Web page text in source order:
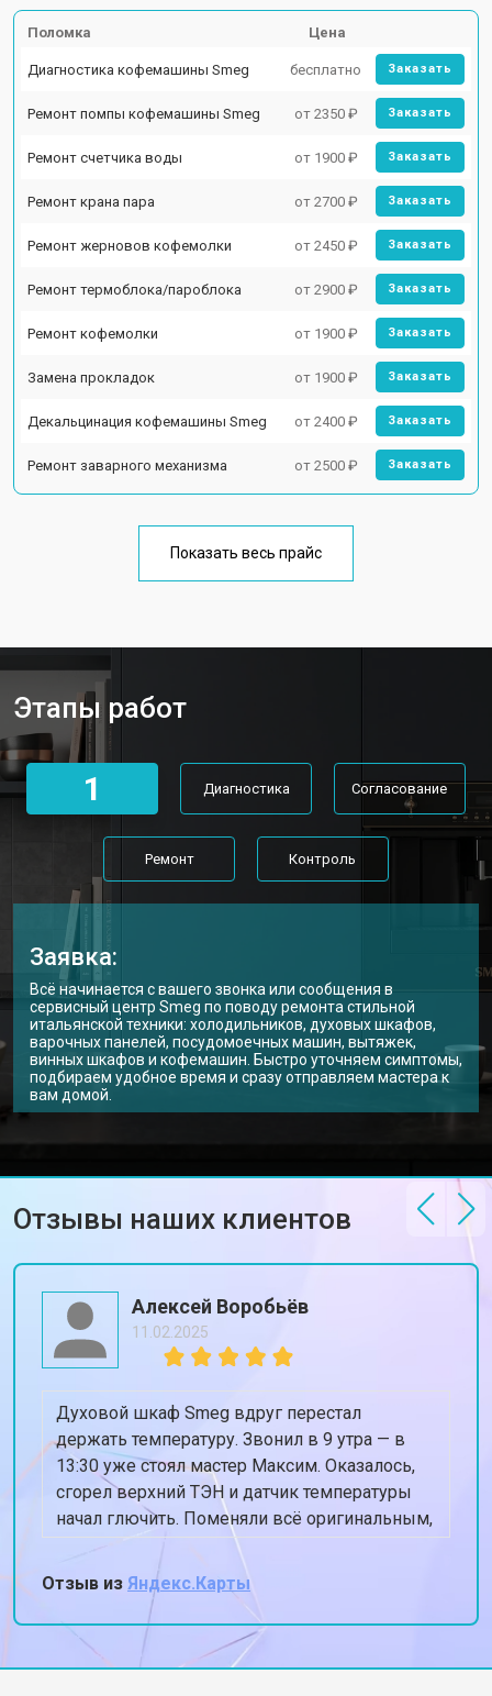
Поломка Цена
Диагностика кофемашины Smeg бесплатно Заказать
Ремонт помпы кофемашины Smeg от 2350 ₽ Заказать
Ремонт счетчика воды от 1900 ₽ Заказать
Ремонт крана пара от 2700 ₽ Заказать
Ремонт жерновов кофемолки от 2450 ₽ Заказать
Ремонт термоблока/пароблока от 2900 ₽ Заказать
Ремонт кофемолки от 1900 ₽ Заказать
Замена прокладок от 1900 ₽ Заказать
Декальцинация кофемашины Smeg от 2400 ₽ Заказать
Ремонт заварного механизма от 2500 ₽ Заказать
Показать весь прайс
Этапы работ
1 Диагностика Согласование
Ремонт Контроль
Заявка:
Всё начинается с вашего звонка или сообщения в
сервисный центр Smeg по поводу ремонта стильной
итальянской техники: холодильников, духовых шкафов,
варочных панелей, посудомоечных машин, вытяжек,
винных шкафов и кофемашин. Быстро уточняем симптомы,
подбираем удобное время и сразу отправляем мастера к
вам домой.
Отзывы наших клиентов
Алексей Воробьёв
11.02.2025
Духовой шкаф Smeg вдруг перестал
держать температуру. Звонил в 9 утра — в
13:30 уже стоял мастер Максим. Оказалось,
сгорел верхний ТЭН и датчик температуры
начал глючить. Поменяли всё оригинальным,
духовка теперь греет ровно 180, когда
ставлю 180. Спасибо, жена снова готовит
Отзыв из Яндекс.Карты